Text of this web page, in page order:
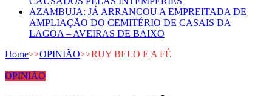
AZAMBUJA: JÁ ARRANCOU A EMPREITADA DE
AMPLIAÇÃO DO CEMITÉRIO DE CASAIS DA
LAGOA – AVEIRAS DE BAIXO
Home>>OPINIÃO>>RUY BELO E A FÉ
OPINIÃO